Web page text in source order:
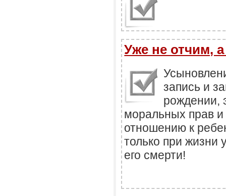
Уже не отчим,
запись и
рождении,
моральных прав и
отношению к
только при жизни
его смерти!